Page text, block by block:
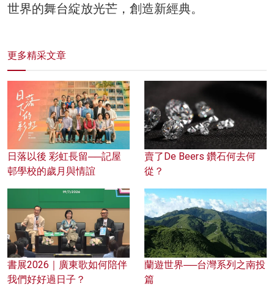
世界的舞台綻放光芒，創造新經典。
更多精采文章
日落以後 彩虹長留──記屋
邨學校的歲月與情誼
賣了De Beers 鑽石何去何
從？
書展2026｜廣東歌如何陪伴
我們好好過日子？
蘭遊世界──台灣系列之南投
篇